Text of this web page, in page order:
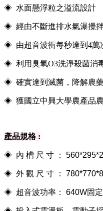
◈ 水面懸浮粒之溢流設計
◈ 經由不斷進排水氣瀑攪
◈ 由超音波衝每秒達到4萬
◈ 利用臭氧O3洗淨殺菌消
◈ 確實達到滅菌，降解農
◈ 獲國立中興大學農產品
產品規格 :
◈ 內 槽 尺 寸 ：
◈ 外 觀 尺 寸 ：
◈ 超音波功率： 640W固定